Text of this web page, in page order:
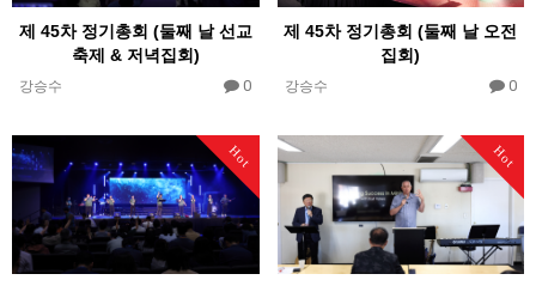
제 45차 정기총회 (둘째 날 선교
축제 & 저녁집회)
강승수 0
제 45차 정기총회 (둘째 날 오전
집회)
강승수 0
Hot Hot